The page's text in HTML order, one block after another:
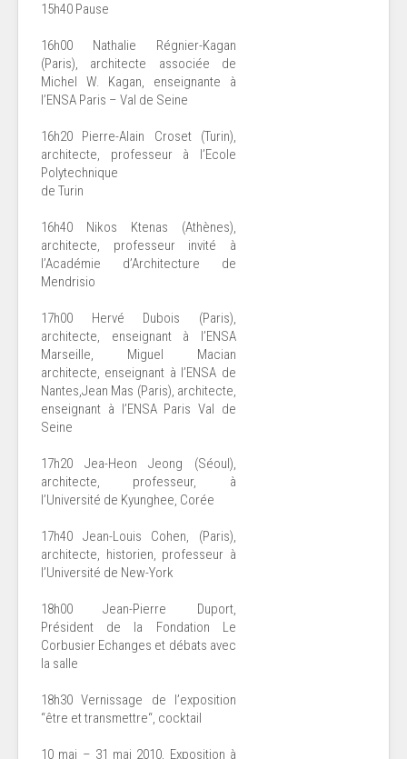
15h40 Pause
16h00 Nathalie Régnier-Kagan
(Paris), architecte associée de
Michel W. Kagan, enseignante à
l’ENSA Paris – Val de Seine
16h20 Pierre-Alain Croset (Turin),
architecte, professeur à l’Ecole
Polytechnique
de Turin
16h40 Nikos Ktenas (Athènes),
architecte, professeur invité à
l’Académie d’Architecture de
Mendrisio
17h00 Hervé Dubois (Paris),
architecte, enseignant à l’ENSA
Marseille, Miguel Macian
architecte, enseignant à l’ENSA de
Nantes,Jean Mas (Paris), architecte,
enseignant à l’ENSA Paris Val de
Seine
17h20 Jea-Heon Jeong (Séoul),
architecte, professeur, à
l’Université de Kyunghee, Corée
17h40 Jean-Louis Cohen, (Paris),
architecte, historien, professeur à
l’Université de New-York
18h00 Jean-Pierre Duport,
Président de la Fondation Le
Corbusier Echanges et débats avec
la salle
18h30 Vernissage de l’exposition
“être et transmettre“, cocktail
10 mai – 31 mai 2010, Exposition à